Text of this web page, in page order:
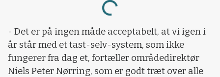
Loading...
- Det er på ingen måde acceptabelt, at vi igen i
år står med et tast-selv-system, som ikke
fungerer fra dag et, fortæller områdedirektør
Niels Peter Nørring, som er godt træt over alle